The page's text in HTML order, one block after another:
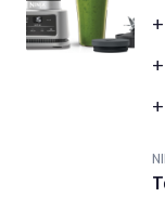
+
+
+